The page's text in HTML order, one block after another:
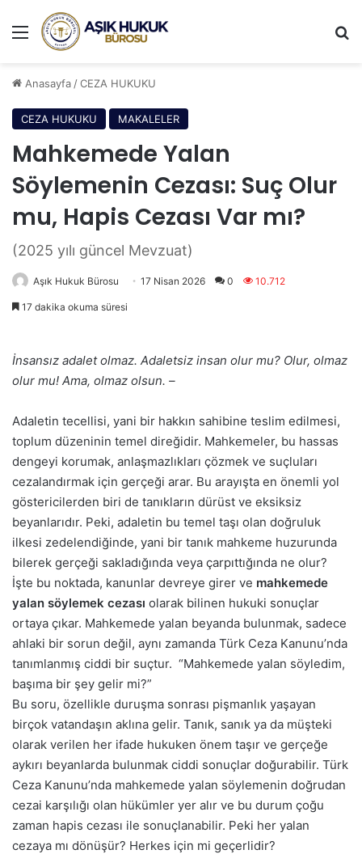
Menü
Anasayfa/CEZA HUKUKU
CEZA HUKUKU MAKALELER
Mahkemede Yalan
Söylemenin Cezası: Suç Olur
mu, Hapis Cezası Var mı?
(2025 yılı güncel Mevzuat)
Aşık Hukuk Bürosu 17 Nisan 2026 0 10.712
17 dakika okuma süresi
İnsansız adalet olmaz. Adaletsiz insan olur mu? Olur, olmaz
olur mu! Ama, olmaz olsun. –
Adaletin tecellisi, yani bir hakkın sahibine teslim edilmesi,
toplum düzeninin temel direğidir. Mahkemeler, bu hassas
dengeyi korumak, anlaşmazlıkları çözmek ve suçluları
cezalandırmak için gerçeği arar. Bu arayışta en önemli yol
göstericilerden biri de tanıkların dürüst ve eksiksiz
beyanlarıdır. Peki, adaletin bu temel taşı olan doğruluk
ilkesi zedelendiğinde, yani bir tanık mahkeme huzurunda
bilerek gerçeği sakladığında veya çarpıttığında ne olur?
İşte bu noktada, kanunlar devreye girer ve mahkemede
yalan söylemek cezası olarak bilinen hukuki sonuçlar
ortaya çıkar. Mahkemede yalan beyanda bulunmak, sadece
ahlaki bir sorun değil, aynı zamanda Türk Ceza Kanunu’nda
tanımlanmış ciddi bir suçtur. “Mahkemede yalan söyledim,
başıma bir şey gelir mi?”
Bu soru, özellikle duruşma sonrası pişmanlık yaşayan
birçok vatandaşın aklına gelir. Tanık, sanık ya da müşteki
olarak verilen her ifade hukuken önem taşır ve gerçeğe
aykırı beyanlarda bulunmak ciddi sonuçlar doğurabilir. Türk
Ceza Kanunu’nda mahkemede yalan söylemenin doğrudan
cezai karşılığı olan hükümler yer alır ve bu durum çoğu
zaman hapis cezası ile sonuçlanabilir. Peki her yalan
cezaya mı dönüşür? Herkes için mi geçerlidir?